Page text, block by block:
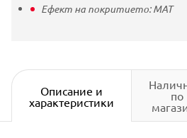
Ефект на покритието:МАТ
Описание и
характеристики
по